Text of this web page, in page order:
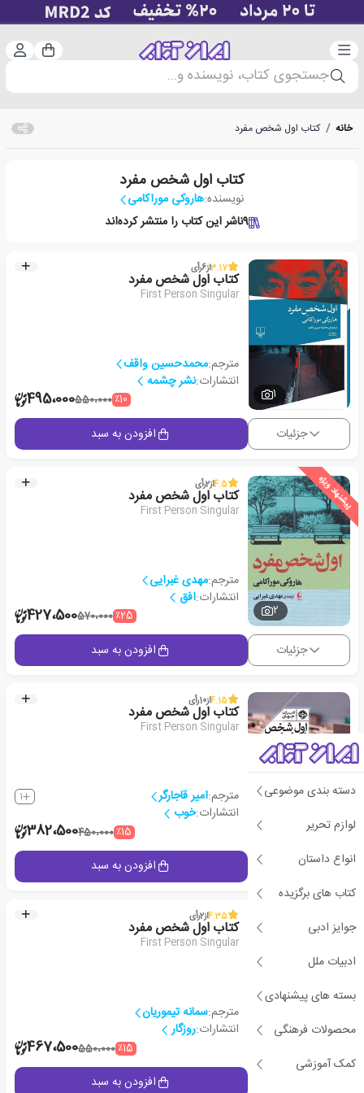
دسته‌بندی سبد
جستجوی کتاب، نویسنده و...
دسته بندی موضوعی
لوازم تحریر
انواع داستان
کتاب های برگزیده
جوایز ادبی
ادبیات ملل
بسته های پیشنهادی
محصولات فرهنگی
کمک آموزشی
خانه / کتاب اول شخص مفرد
کتاب اول شخص مفرد
نویسنده:هاروکی موراکامی
9ناشر این کتاب را منتشر کرده‌اند
1
3.17از6رأی
کتاب اول شخص مفرد
First Person Singular
مترجم:محمدحسین واقف
انتشارات:نشر چشمه
٪10550،000495،000
جزئیات افزودن به سبد
پیشنهاد ویژه
2
4.5از2رأی
کتاب اول شخص مفرد
First Person Singular
مترجم:مهدی غبرایی
انتشارات:افق
٪25570،000427،500
جزئیات افزودن به سبد
4.15از10رأی
کتاب اول شخص مفرد
First Person Singular
مترجم:امیر قاجارگر 1
انتشارات:خوب
٪15450،000382،500
جزئیات افزودن به سبد
4.35از2رأی
کتاب اول شخص مفرد
First Person Singular
مترجم:سمانه تیموریان
انتشارات:روزگار
٪15550،000467،500
افزودن به سبد